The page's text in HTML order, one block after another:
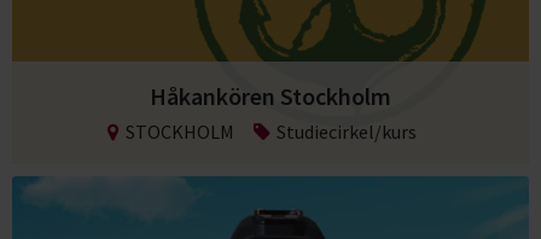
Håkankören Stockholm
STOCKHOLM Studiecirkel/kurs